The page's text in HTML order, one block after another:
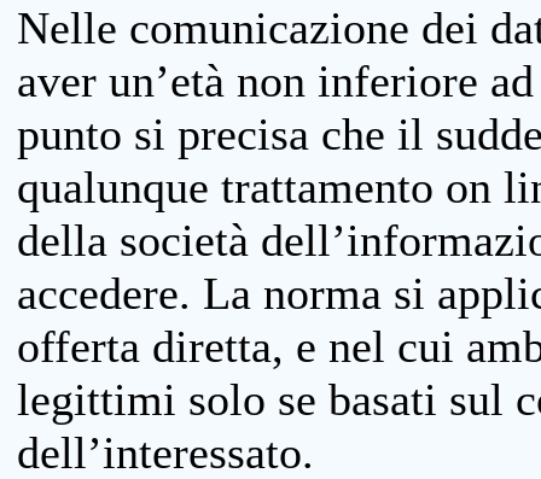
Nelle comunicazione dei
aver un’età non inferiore
punto si precisa che il
qualunque trattamento on
della società
accedere. La norma si
offerta diretta, e nel cui
legittimi solo se basati sul
dell’interessato.